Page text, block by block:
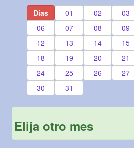
Días 01 02 03
06
07 08 09
12
13 14 15
18
19 20 21
24
25 26 27
30
31
Elija otro mes